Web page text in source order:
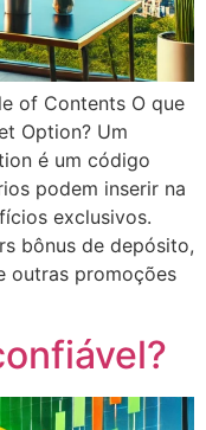
of Contents O que
Option? Um
é um código
podem inserir na
exclusivos.
bônus de depósito,
outras promoções